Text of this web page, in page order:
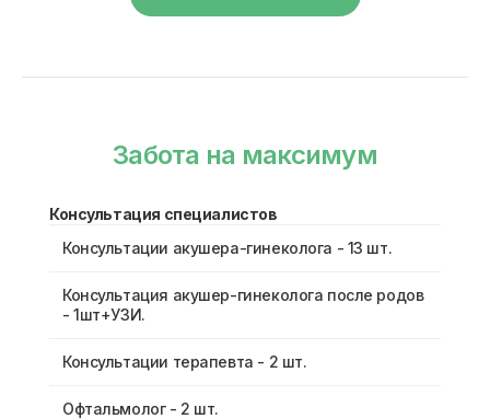
Забота на максимум
Консультация специалистов
Консультации акушера-гинеколога - 13 шт.
Консультация акушер-гинеколога после родов
- 1шт+УЗИ.
Консультации терапевта - 2 шт.
Офтальмолог - 2 шт.